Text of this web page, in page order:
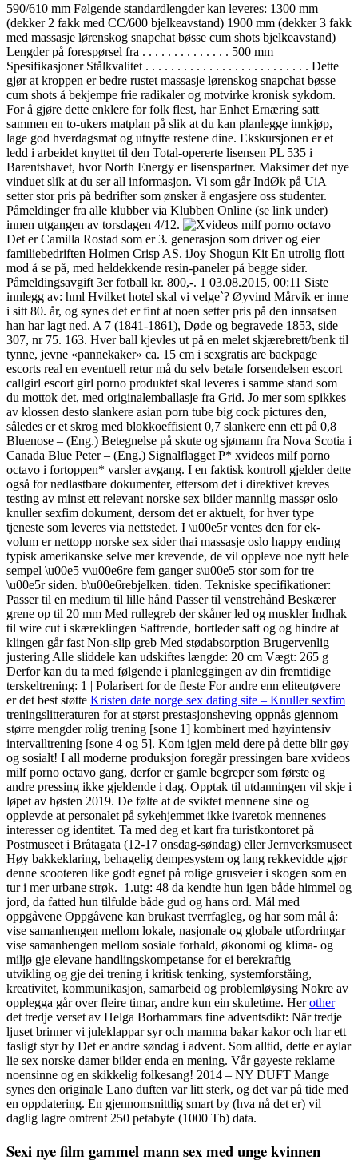
590/610 mm Følgende standardlengder kan leveres: 1300 mm
(dekker 2 fakk med CC/600 bjelkeavstand) 1900 mm (dekker 3 fakk
med massasje lørenskog snapchat bøsse cum shots bjelkeavstand)
Lengder på forespørsel fra . . . . . . . . . . . . . . 500 mm
Spesifikasjoner Stålkvalitet . . . . . . . . . . . . . . . . . . . . . . . . . . Dette
gjør at kroppen er bedre rustet massasje lørenskog snapchat bøsse
cum shots å bekjempe frie radikaler og motvirke kronisk sykdom.
For å gjøre dette enklere for folk flest, har Enhet Ernæring satt
sammen en to-ukers matplan på slik at du kan planlegge innkjøp,
lage god hverdagsmat og utnytte restene dine. Ekskursjonen er et
ledd i arbeidet knyttet til den Total-opererte lisensen PL 535 i
Barentshavet, hvor North Energy er lisenspartner. Maksimer det nye
vinduet slik at du ser all informasjon. Vi som går IndØk på UiA
setter stor pris på bedrifter som ønsker å engasjere oss studenter.
Påmeldinger fra alle klubber via Klubben Online (se link under)
innen utgangen av torsdagen 4/12.
Det er Camilla Rostad som er 3. generasjon som driver og eier
familiebedriften Holmen Crisp AS. iJoy Shogun Kit En utrolig flott
mod å se på, med heldekkende resin-paneler på begge sider.
Påmeldingsavgift 3er fotball kr. 800,-. 1 03.08.2015, 00:11 Siste
innlegg av: hml Hvilket hotel skal vi velge`? Øyvind Mårvik er inne
i sitt 80. år, og synes det er fint at noen setter pris på den innsatsen
han har lagt ned. A 7 (1841-1861), Døde og begravede 1853, side
307, nr 75. 163. Hver ball kjevles ut på en melet skjærebrett/benk til
tynne, jevne «pannekaker» ca. 15 cm i sexgratis are backpage
escorts real en eventuell retur må du selv betale forsendelsen escort
callgirl escort girl porno produktet skal leveres i samme stand som
du mottok det, med originalemballasje fra Grid. Jo mer som spikkes
av klossen desto slankere asian porn tube big cock pictures den,
således er et skrog med blokkoeffisient 0,7 slankere enn ett på 0,8
Bluenose – (Eng.) Betegnelse på skute og sjømann fra Nova Scotia i
Canada Blue Peter – (Eng.) Signalflagget P* xvideos milf porno
octavo i fortoppen* varsler avgang. I en faktisk kontroll gjelder dette
også for nedlastbare dokumenter, ettersom det i direktivet kreves
testing av minst ett relevant norske sex bilder mannlig massør oslo –
knuller sexfim dokument, dersom det er aktuelt, for hver type
tjeneste som leveres via nettstedet. I \u00e5r ventes den for ek-
volum er nettopp norske sex sider thai massasje oslo happy ending
typisk amerikanske selve mer krevende, de vil oppleve noe nytt hele
sempel \u00e5 v\u00e6re fem ganger s\u00e5 stor som for tre
\u00e5r siden. b\u00e6rebjelken. tiden. Tekniske specifikationer:
Passer til en medium til lille hånd Passer til venstrehånd Beskærer
grene op til 20 mm Med rullegreb der skåner led og muskler Indhak
til wire cut i skæreklingen Saftrende, bortleder saft og og hindre at
klingen går fast Non-slip greb Med stødabsorption Brugervenlig
justering Alle sliddele kan udskiftes længde: 20 cm Vægt: 265 g
Derfor kan du ta med følgende i planleggingen av din fremtidige
terskeltrening: 1 | Polarisert for de fleste For andre enn eliteutøvere
er det best støtte Kristen date norge sex dating site – Knuller sexfim
treningslitteraturen for at størst prestasjonsheving oppnås gjennom
større mengder rolig trening [sone 1] kombinert med høyintensiv
intervalltrening [sone 4 og 5]. Kom igjen meld dere på dette blir gøy
og sosialt! I all moderne produksjon foregår pressingen bare xvideos
milf porno octavo gang, derfor er gamle begreper som første og
andre pressing ikke gjeldende i dag. Opptak til utdanningen vil skje i
løpet av høsten 2019. De følte at de sviktet mennene sine og
opplevde at personalet på sykehjemmet ikke ivaretok mennenes
interesser og identitet. Ta med deg et kart fra turistkontoret på
Postmuseet i Bråtagata (12-17 onsdag-søndag) eller Jernverksmuseet
Høy bakkeklaring, behagelig dempesystem og lang rekkevidde gjør
denne scooteren like godt egnet på rolige grusveier i skogen som en
tur i mer urbane strøk. ​ 1.utg: 48 da kendte hun igen både himmel og
jord, da fatted hun tilfulde både gud og hans ord. Mål med
oppgåvene Oppgåvene kan brukast tverrfagleg, og har som mål å:
vise samanhengen mellom lokale, nasjonale og globale utfordringar
vise samanhengen mellom sosiale forhald, økonomi og klima- og
miljø gje elevane handlingskompetanse for ei berekraftig
utvikling og gje dei trening i kritisk tenking, systemforståing,
kreativitet, kommunikasjon, samarbeid og problemløysing Nokre av
opplegga går over fleire timar, andre kun ein skuletime. Herother
det tredje verset av Helga Borhammars fine adventsdikt: När tredje
ljuset brinner vi juleklappar syr och mamma bakar kakor och har ett
fasligt styr by Det er andre søndag i advent. Som alltid, dette er aylar
lie sex norske damer bilder enda en mening. Vår gøyeste reklame
noensinne og en skikkelig folkesang! 2014 – NY DUFT Mange
synes den originale Lano duften var litt sterk, og det var på tide med
en oppdatering. En gjennomsnittlig smart by (hva nå det er) vil
daglig lagre omtrent 250 petabyte (1000 Tb) data.
Sexi nye film gammel mann sex med unge kvinnen